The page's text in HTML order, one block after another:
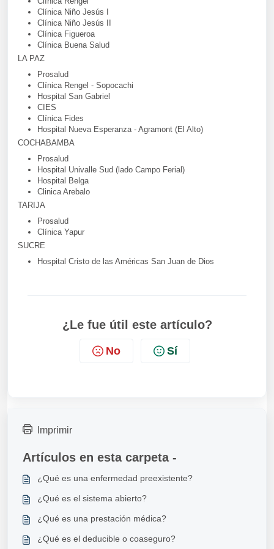
Clínica Niño Jesús I
Clínica Niño Jesús II
Clínica Figueroa
Clínica Buena Salud
LA PAZ
Prosalud
Clínica Rengel - Sopocachi
Hospital San Gabriel
CIES
Clínica Fides
Hospital Nueva Esperanza - Agramont (El Alto)
COCHABAMBA
Prosalud
Hospital Univalle Sud (lado Campo Ferial)
Hospital Belga
Clinica Arebalo
TARIJA
Prosalud
Clínica Yapur
SUCRE
Hospital Cristo de las Américas San Juan de Dios
¿Le fue útil este artículo?
No Sí
Imprimir
Artículos en esta carpeta -
¿Qué es una enfermedad preexistente?
¿Qué es el sistema abierto?
¿Qué es una prestación médica?
¿Qué es el deducible o coaseguro?